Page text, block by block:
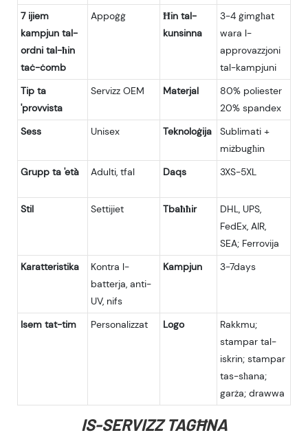
7 ijiem
kampjun tal-
ordni tal-ħin
taċ-ċomb
Appoġġ
Ħin tal-
kunsinna
3-4 ġimgħat
wara l-
approvazzjoni
tal-kampjuni
Tip ta
'provvista
Servizz OEM Materjal
80% poliester
20% spandex
Sess
Unisex Teknoloġija
Sublimati +
miżbugħin
Grupp ta 'età
Adulti, tfal Daqs 3XS-5XL
Stil Settijiet Tbaħħir
DHL, UPS,
FedEx, AIR,
SEA; Ferrovija
Karatteristika
Kontra l-
batterja, anti-
UV, nifs
Kampjun 3-7days
Isem tat-tim Personalizzat Logo
Rakkmu;
stampar tal-
iskrin; stampar
tas-sħana;
garża; drawwa
IS-SERVIZZ TAGĦNA